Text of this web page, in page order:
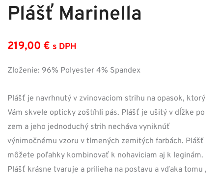
Plášť Marinella
219,00 € s DPH
Zloženie: 96% Polyester 4% Spandex
Plášť je navrhnutý v zvinovaciom strihu na opasok, ktorý
Vám skvele opticky zoštíhli pás. Plášť je ušitý v dĺžke po
zem a jeho jednoduchý strih necháva vyniknúť
výnimočnému vzoru v tlmených zemitých farbách. Plášť
môžete poľahky kombinovať k nohaviciam aj k leginám.
Plášť krásne tvaruje a prilieha na postavu a vďaka tomu ,